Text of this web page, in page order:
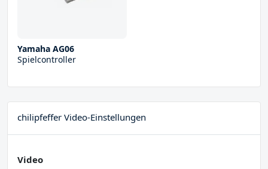
Yamaha AG06
Spielcontroller
chilipfeffer Video-Einstellungen
Video